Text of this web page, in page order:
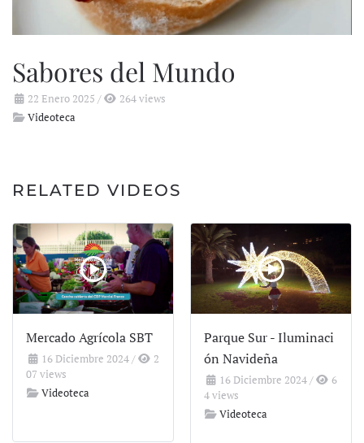
Sabores del Mundo
22 Enero 2025 /
264 views
Videoteca
RELATED VIDEOS
Mercado Agrícola SBT
16 Diciembre 2024/
2
07 views
Videoteca
Parque Sur - Iluminaci
ón Navideña
16 Diciembre 2024/
6
4 views
Videoteca